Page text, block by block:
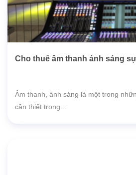
Cho thuê âm thanh ánh sáng
Âm thanh, ánh sáng là một trong
cần thiết trong...